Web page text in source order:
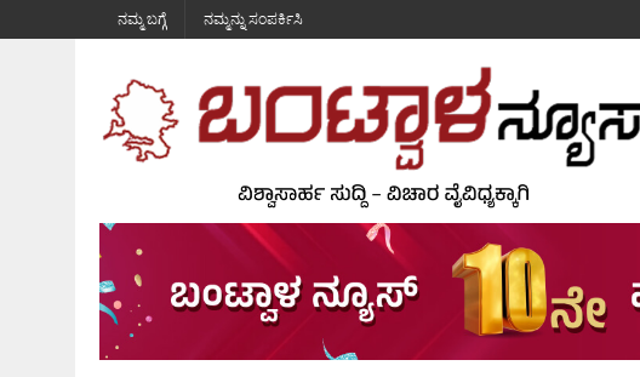
ನಮ್ಮ ಬಗ್ಗೆ ನಮ್ಮನ್ನು ಸಂಪರ್ಕಿಸಿ